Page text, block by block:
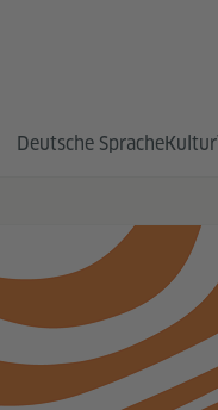
Deutsche SpracheKultur